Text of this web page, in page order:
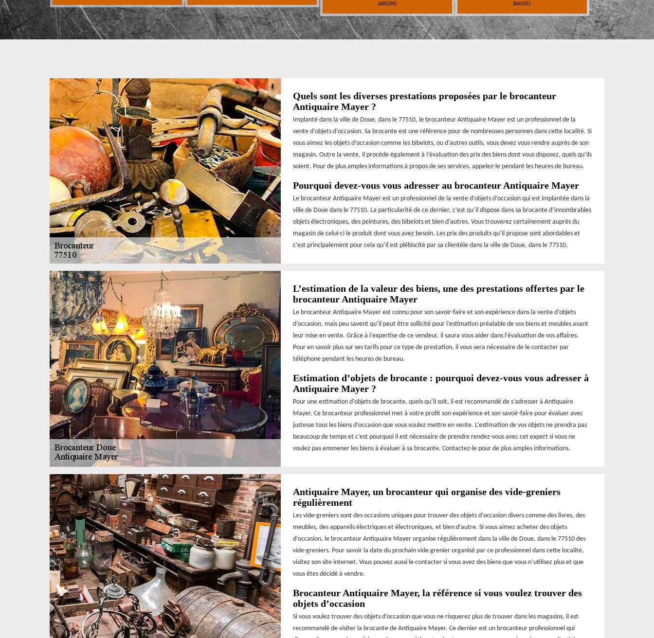
JARDIN)
BASSE)
Quels sont les diverses prestations proposées par le brocanteur
Antiquaire Mayer ?
Implanté dans la ville de Doue, dans le 77510, le brocanteur Antiquaire Mayer est un professionnel de la
vente d’objets d’occasion. Sa brocante est une référence pour de nombreuses personnes dans cette localité. Si
vous aimez les objets d’occasion comme les bibelots, ou d’autres outils, vous devez vous rendre auprès de son
magasin. Outre la vente, il procède également à l’évaluation des prix des biens dont vous disposez, quels qu’ils
soient. Pour de plus amples informations à propos de ses services, appelez-le pendant les heures de bureau.
Pourquoi devez-vous vous adresser au brocanteur Antiquaire Mayer
Le brocanteur Antiquaire Mayer est un professionnel de la vente d’objets d’occasion qui est implantée dans la
ville de Doue dans le 77510. La particularité de ce dernier, c’est qu’il dispose dans sa brocante d’innombrables
objets électroniques, des peintures, des bibelots et bien d’autres. Vous trouverez certainement auprès du
magasin de celui-ci le produit dont vous avez besoin. Les prix des produits qu’il propose sont abordables et
c’est principalement pour cela qu’il est plébiscité par sa clientèle dans la ville de Doue, dans le 77510.
L’estimation de la valeur des biens, une des prestations offertes par le
brocanteur Antiquaire Mayer
Le brocanteur Antiquaire Mayer est connu pour son savoir-faire et son expérience dans la vente d’objets
d’occasion, mais peu savent qu’il peut être sollicité pour l’estimation préalable de vos biens et meubles avant
leur mise en vente. Grâce à l’expertise de ce vendeur, il saura vous aider dans l’évaluation de vos affaires.
Pour en savoir plus sur ses tarifs pour ce type de prestation, il vous sera nécessaire de le contacter par
téléphone pendant les heures de bureau.
Estimation d’objets de brocante : pourquoi devez-vous vous adresser à
Antiquaire Mayer ?
Pour une estimation d’objets de brocante, quels qu’il soit, il est recommandé de s’adresser à Antiquaire
Mayer. Ce brocanteur professionnel met à votre profit son expérience et son savoir-faire pour évaluer avec
justesse tous les biens d’occasion que vous voulez mettre en vente. L’estimation de vos objets ne prendra pas
beaucoup de temps et c’est pourquoi il est nécessaire de prendre rendez-vous avec cet expert si vous ne
voulez pas emmener les biens à évaluer à sa brocante. Contactez-le pour de plus amples informations.
Antiquaire Mayer, un brocanteur qui organise des vide-greniers
régulièrement
Les vide-greniers sont des occasions uniques pour trouver des objets d’occasion divers comme des livres, des
meubles, des appareils électriques et électroniques, et bien d’autre. Si vous aimez acheter des objets
d’occasion, le brocanteur Antiquaire Mayer organise régulièrement dans la ville de Doue, dans le 77510 des
vide-greniers. Pour savoir la date du prochain vide grenier organisé par ce professionnel dans cette localité,
visitez son site internet. Vous pouvez aussi le contacter si vous avez des biens que vous n’utilisez plus et que
vous êtes décidé à vendre.
Brocanteur Antiquaire Mayer, la référence si vous voulez trouver des
objets d’occasion
Si vous voulez trouver des objets d’occasion que vous ne risquerez plus de trouver dans les magasins, il est
recommandé de visiter la brocante de Antiquaire Mayer. Ce dernier est un brocanteur professionnel qui